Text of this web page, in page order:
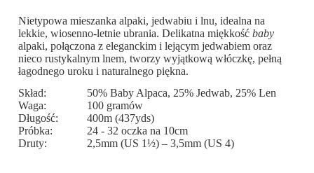
Nietypowa mieszanka alpaki, jedwabiu i lnu, idealna na
lekkie, wiosenno-letnie ubrania. Delikatna miękkość baby
alpaki, połączona z eleganckim i lejącym jedwabiem oraz
nieco rustykalnym lnem, tworzy wyjątkową włóczkę, pełną
łagodnego uroku i naturalnego piękna.
Skład:
50% Baby Alpaca, 25% Jedwab, 25% Len
Waga:
100 gramów
Długość:
400m (437yds)
Próbka:
24 - 32 oczka na 10cm
Druty:
2,5mm (US 1½) – 3,5mm (US 4)